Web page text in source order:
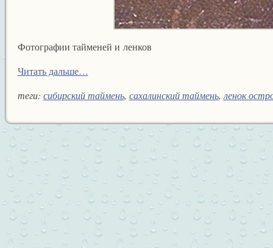
Фотографии тайменей и ленков
Читать дальше…
теги: сибирский таймень, сахалинский таймень, ленок